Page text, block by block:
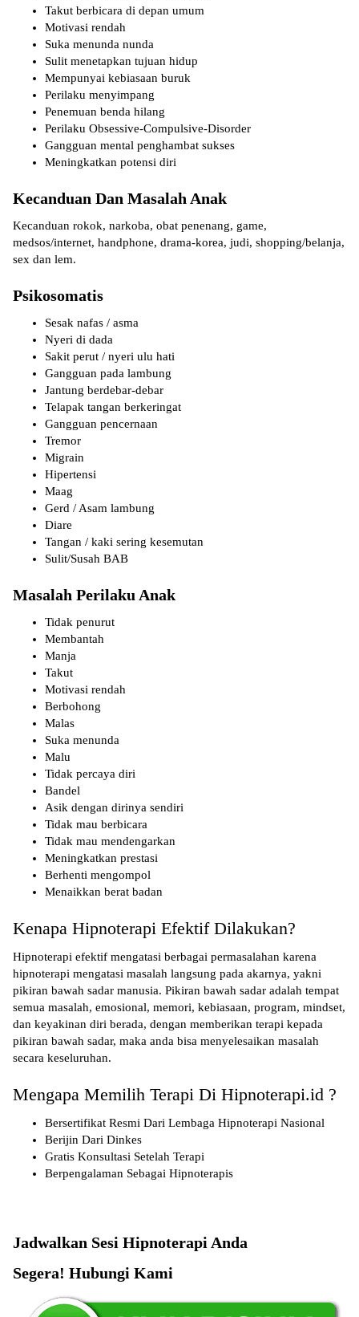
Takut berbicara di depan umum
Motivasi rendah
Suka menunda nunda
Sulit menetapkan tujuan hidup
Mempunyai kebiasaan buruk
Perilaku menyimpang
Penemuan benda hilang
Perilaku Obsessive-Compulsive-Disorder
Gangguan mental penghambat sukses
Meningkatkan potensi diri
Kecanduan Dan Masalah Anak
Kecanduan rokok, narkoba, obat penenang, game,
medsos/internet, handphone, drama-korea, judi, shopping/belanja,
sex dan lem.
Psikosomatis
Sesak nafas / asma
Nyeri di dada
Sakit perut / nyeri ulu hati
Gangguan pada lambung
Jantung berdebar-debar
Telapak tangan berkeringat
Gangguan pencernaan
Tremor
Migrain
Hipertensi
Maag
Gerd / Asam lambung
Diare
Tangan / kaki sering kesemutan
Sulit/Susah BAB
Masalah Perilaku Anak
Tidak penurut
Membantah
Manja
Takut
Motivasi rendah
Berbohong
Malas
Suka menunda
Malu
Tidak percaya diri
Bandel
Asik dengan dirinya sendiri
Tidak mau berbicara
Tidak mau mendengarkan
Meningkatkan prestasi
Berhenti mengompol
Menaikkan berat badan
Kenapa Hipnoterapi Efektif Dilakukan?
Hipnoterapi efektif mengatasi berbagai permasalahan karena
hipnoterapi mengatasi masalah langsung pada akarnya, yakni
pikiran bawah sadar manusia. Pikiran bawah sadar adalah tempat
semua masalah, emosional, memori, kebiasaan, program, mindset,
dan keyakinan diri berada, dengan memberikan terapi kepada
pikiran bawah sadar, maka anda bisa menyelesaikan masalah
secara keseluruhan.
Mengapa Memilih Terapi Di Hipnoterapi.id ?
Bersertifikat Resmi Dari Lembaga Hipnoterapi Nasional
Berijin Dari Dinkes
Gratis Konsultasi Setelah Terapi
Berpengalaman Sebagai Hipnoterapis
Jadwalkan Sesi Hipnoterapi Anda
Segera! Hubungi Kami